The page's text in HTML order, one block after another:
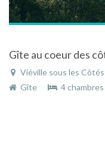
Viéville sous les Côtés
Gîte
4 chambres